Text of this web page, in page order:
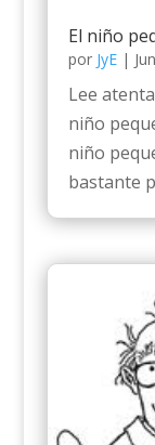
El niño
por JyE|
Lee
niño
niño
bastante